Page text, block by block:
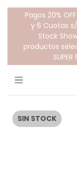
Pagos 20%
y 6 Cuotas
Stock
productos
SIN STOCK